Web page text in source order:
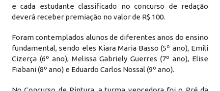
e cada estudante classificado no concurso de redação
deverá receber premiação no valor de R$ 100.
Foram contemplados alunos de diferentes anos do ensino
fundamental, sendo eles Kiara Maria Basso (5º ano), Emili
Cizerça (6º ano), Melissa Gabriely Guerres (7º ano), Elise
Fiabani (8º ano) e Eduardo Carlos Nossal (9º ano).